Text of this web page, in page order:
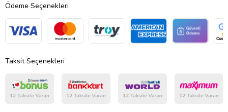
Ödeme Seçenekleri
Taksit Seçenekleri